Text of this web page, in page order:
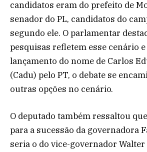
candidatos eram do prefeito de
senador do PL, candidatos do
segundo ele. O parlamentar
pesquisas refletem esse cenário
lançamento do nome de Carlos
(Cadu) pelo PT, o debate se
outras opções no cenário.
O deputado também ressaltou
para a sucessão da governadora
seria o do vice-governador Walter